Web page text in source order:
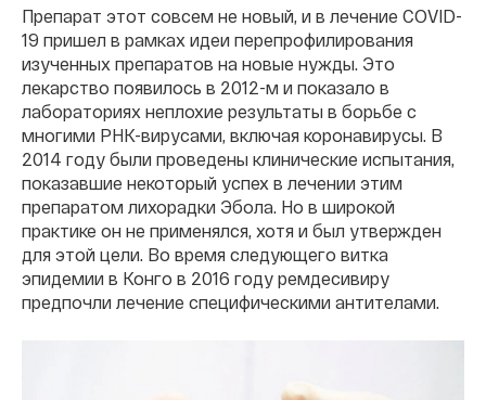
Препарат этот совсем не новый, и в лечение COVID-
19 пришел в рамках идеи перепрофилирования
изученных препаратов на новые нужды. Это
лекарство появилось в 2012-м и показало в
лабораториях неплохие результаты в борьбе с
многими РНК-вирусами, включая коронавирусы. В
2014 году были проведены клинические испытания,
показавшие некоторый успех в лечении этим
препаратом лихорадки Эбола. Но в широкой
практике он не применялся, хотя и был утвержден
для этой цели. Во время следующего витка
эпидемии в Конго в 2016 году ремдесивиру
предпочли лечение специфическими антителами.